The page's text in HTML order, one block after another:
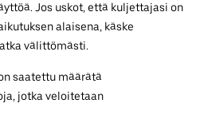
Jos uskot, että kuljettajasi on
alaisena, käske
välittömästi.
saatettu määrätä
jotka veloitetaan